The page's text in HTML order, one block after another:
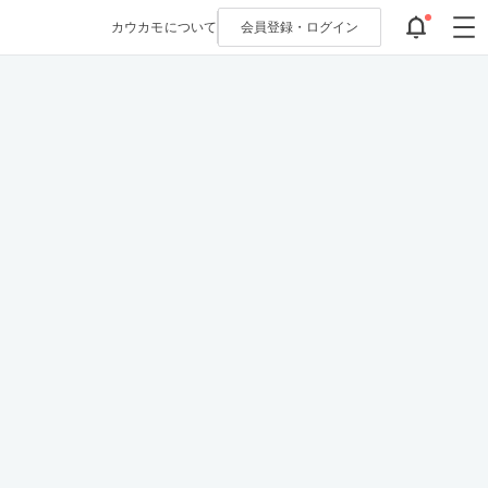
カウカモについて 会員登録・ ログイン